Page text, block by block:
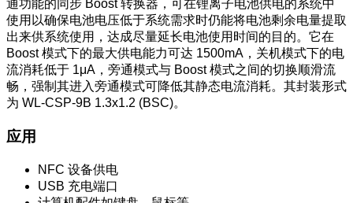
通功能的同步 Boost 转换器，可在锂离子电池供电的系统中
使用以确保电池电压低于系统需求时仍能将电池剩余电量提取
出来供系统使用，达成尽量延长电池使用时间的目的。它在
Boost 模式下的最大供电能力可达 1500mA，关机模式下的电
流消耗低于 1μA，旁通模式与 Boost 模式之间的切换顺滑流
畅，强制其进入旁通模式可降低其静态电流消耗。其封装形式
为 WL-CSP-9B 1.3x1.2 (BSC)。
应用
NFC 设备供电
USB 充电端口